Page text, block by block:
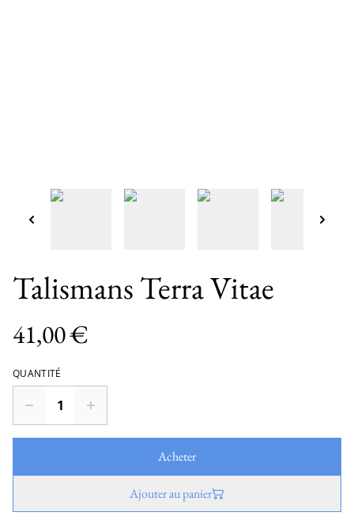
Talismans Terra Vitae
41,00 €
QUANTITÉ
Acheter
Ajouter au panier